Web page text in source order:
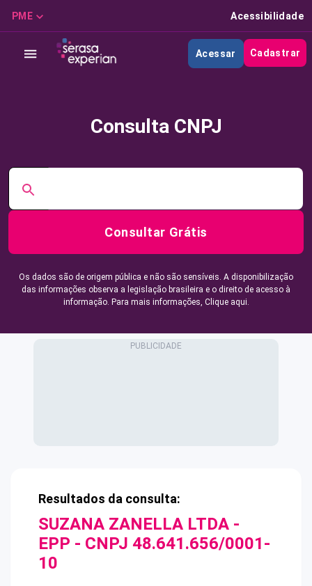
PME Acessibilidade
Acessar Cadastrar
Consulta CNPJ
Consultar Grátis
Os dados são de origem pública e não são sensíveis. A disponibilização
das informações observa a legislação brasileira e o direito de acesso à
informação. Para mais informações, Clique aqui.
Resultados da consulta:
SUZANA ZANELLA LTDA -
EPP - CNPJ 48.641.656/0001-
10